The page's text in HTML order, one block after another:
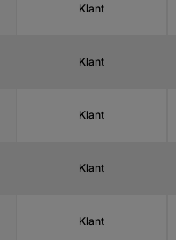
Klant
Klant
Klant
Klant
Klant